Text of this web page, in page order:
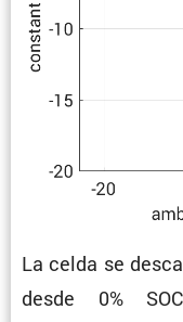
La celda se
desde 0%